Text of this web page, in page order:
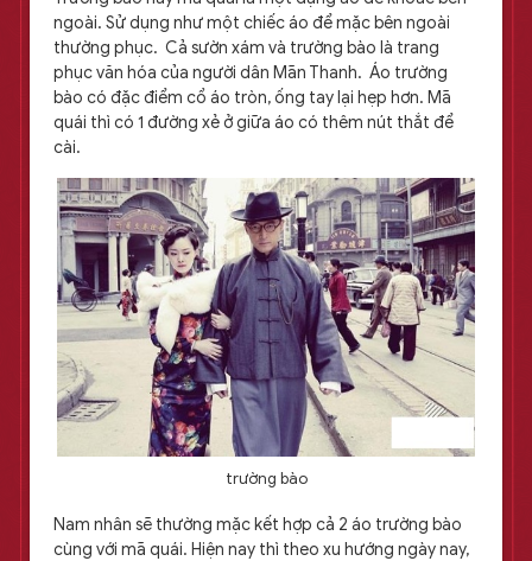
ngoài. Sử dụng như một chiếc áo để mặc bên ngoài
thường phục. Cả sườn xám và trường bào là trang
phục văn hóa của người dân Mãn Thanh. Áo trường
bào có đặc điểm cổ áo tròn, ống tay lại hẹp hơn. Mã
quái thì có 1 đường xẻ ở giữa áo có thêm nút thắt để
cài.
trường bào
Nam nhân sẽ thường mặc kết hợp cả 2 áo trường bào
cùng với mã quái. Hiện nay thì theo xu hướng ngày nay,